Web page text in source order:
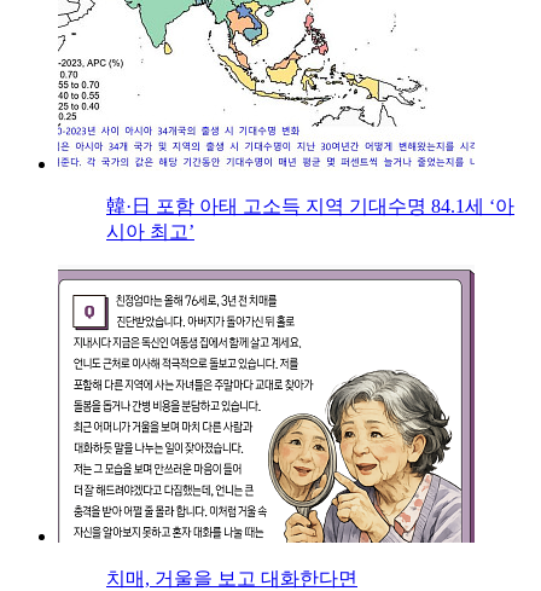
韓·日 포함 아태 고소득 지역 기대수명 84.1세 ‘아
시아 최고’
치매, 거울을 보고 대화한다면